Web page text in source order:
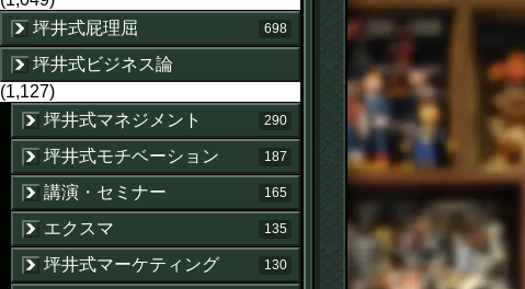
坪井式屁理屈
698
坪井式ビジネス論
(1,127)
坪井式マネジメント
290
坪井式モチベーション 187
講演・セミナー 165
エクスマ 135
坪井式マーケティング 130